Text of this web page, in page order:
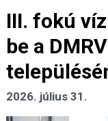
III. fokú
be a
2026. július 31.